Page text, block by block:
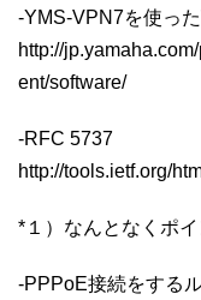
-YMS-VPN7を使っ
http://
ent/software/
-RFC 5737
http://tools.ietf.org/
*１）なんとなくポイ
-PPPoE接続をする